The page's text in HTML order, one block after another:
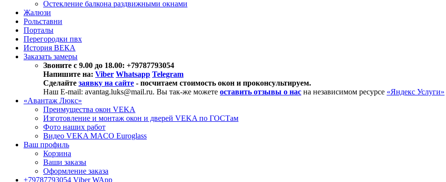
Остекление балкона раздвижными окнами
Жалюзи
Рольставни
Порталы
Перегородки пвх
История ВЕКА
Заказать замеры
Звоните с 9.00 до 18.00: +79787793054
Напишите на: Viber Whatsapp Telegram
Сделайте заявку на сайте - посчитаем стоимость окон и проконсультируем.
Наш E-mail: avantag.luks@mail.ru. Вы так-же можете оставить отзывы о нас на независимом ресурсе «Яндекс Услуги»
«Авантаж Люкс»
Преимущества окон VEKA
Изготовление и монтаж окон и дверей VEKA по ГОСТам
Фото наших работ
Видео VEKA MACO Euroglass
Ваш профиль
Корзина
Ваши заказы
Оформление заказа
+79787793054 Viber WApp